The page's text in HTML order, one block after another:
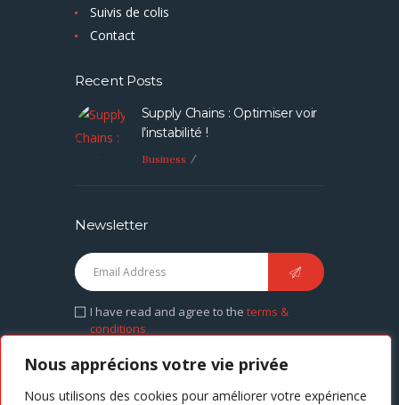
Nous apprécions votre vie privée
Nous utilisons des cookies pour améliorer votre expérience
Suivis de colis
Contact
Recent Posts
Supply Chains : Optimiser voir
l’instabilité !
Business
Newsletter
I have read and agree to the terms &
conditions